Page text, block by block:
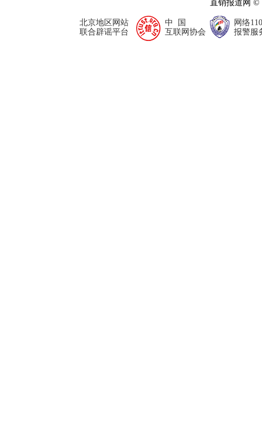
直销报道网
北京地区网站
联合辟谣平台
中 国
互联网协会
网络110
报警服